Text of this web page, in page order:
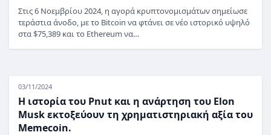
Στις 6 Νοεμβρίου 2024, η αγορά κρυπτονομισμάτων σημείωσε
τεράστια άνοδο, με το Bitcoin να φτάνει σε νέο ιστορικό υψηλό
στα $75,389 και το Ethereum να…
03/11/2024
Η ιστορία του Pnut και η ανάρτηση του Elon
Musk εκτοξεύουν τη χρηματιστηριακή αξία του
Memecoin.